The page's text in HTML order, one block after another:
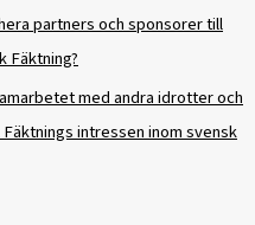
partners och sponsorer till
Fäktning?
med andra idrotter och
intressen inom svensk